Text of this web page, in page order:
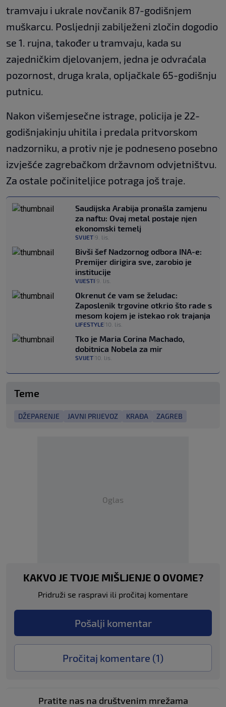
tramvaju i ukrale novčanik 87-godišnjem
muškarcu. Posljednji zabilježeni zločin dogodio
se 1. rujna, također u tramvaju, kada su
zajedničkim djelovanjem, jedna je odvraćala
pozornost, druga krala, opljačkale 65-godišnju
putnicu.
Nakon višemjesečne istrage, policija je 22-
godišnjakinju uhitila i predala pritvorskom
nadzorniku, a protiv nje je podneseno posebno
izvješće zagrebačkom državnom odvjetništvu.
Za ostale počiniteljice potraga još traje.
Saudijska Arabija pronašla zamjenu
za naftu: Ovaj metal postaje njen
ekonomski temelj
SVIJET 9. lis.
Bivši šef Nadzornog odbora INA-e:
Premijer dirigira sve, zarobio je
institucije
VIJESTI 9. lis.
Okrenut će vam se želudac:
Zaposlenik trgovine otkrio što rade s
mesom kojem je istekao rok trajanja
LIFESTYLE 10. lis.
Tko je Maria Corina Machado,
dobitnica Nobela za mir
SVIJET 10. lis.
Teme
DŽEPARENJE JAVNI PRIJEVOZ KRAĐA ZAGREB
Oglas
KAKVO JE TVOJE MIŠLJENJE O OVOME?
Pridruži se raspravi ili pročitaj komentare
Pošalji komentar
Pročitaj komentare (1)
Pratite nas na društvenim mrežama